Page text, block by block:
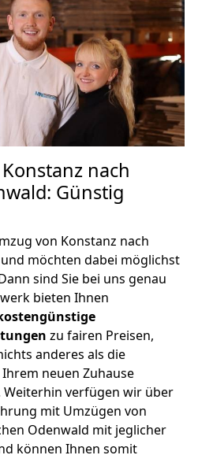
nach
Günstig
von Konstanz nach
möchten dabei möglichst
sind Sie bei uns genau
bieten Ihnen
zu fairen Preisen,
anderes als die
neuen Zuhause
verfügen wir über
mit Umzügen von
Odenwald mit jeglicher
können Ihnen somit